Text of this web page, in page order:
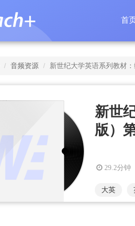
首
音频资源 新世纪大学英语系列教材
新世
版）
29.2分钟
大英